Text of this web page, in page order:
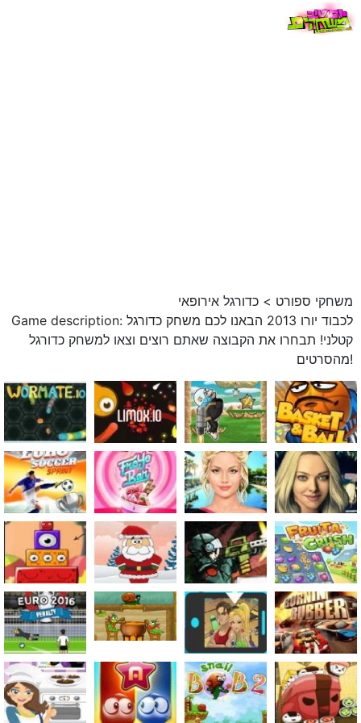
משחקי ספורט > כדורגל אירופאי
Game description: לכבוד יורו 2013 הבאנו לכם משחק כדורגל
קטלני! תבחרו את הקבוצה שאתם רוצים וצאו למשחק כדורגל
מהסרטים!